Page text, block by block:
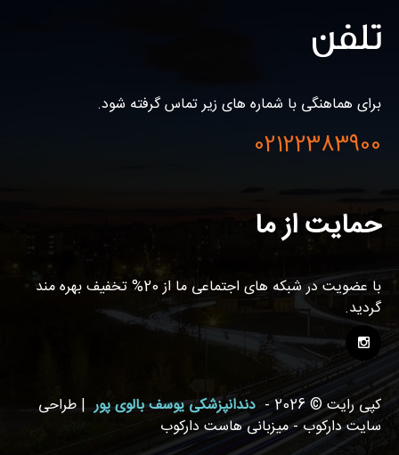
تلفن
برای هماهنگی با شماره های زیر تماس گرفته شود.
02122383900
حمایت از ما
با عضویت در شبکه های اجتماعی ما از 20% تخفیف بهره مند
گردید.
کپی رایت © 2026 - دندانپزشکی یوسف بالوی پور | طراحی
سایت دارکوب - میزبانی هاست دارکوب